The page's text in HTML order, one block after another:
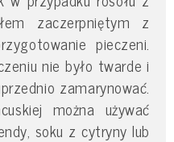
zaczerpniętym z
pieczeni.
nie było twarde i
zamarynować.
można używać
soku z cytryny lub